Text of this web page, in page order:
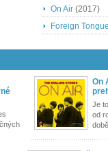
On Air (2017)
Foreign
On
Je
od